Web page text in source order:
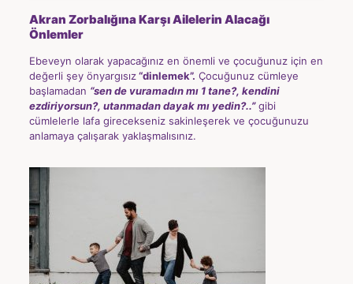
Akran Zorbalığına Karşı Ailelerin Alacağı
Önlemler
Ebeveyn olarak yapacağınız en önemli ve çocuğunuz için en
değerli şey önyargısız“dinlemek”. Çocuğunuz cümleye
başlamadan “sen de vuramadın mı 1 tane?, kendini
ezdiriyorsun?, utanmadan dayak mı yedin?..” gibi
cümlelerle lafa girecekseniz sakinleşerek ve çocuğunuzu
anlamaya çalışarak yaklaşmalısınız.